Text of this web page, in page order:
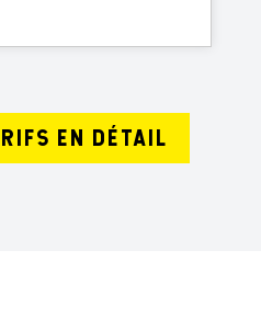
EN DÉTAIL